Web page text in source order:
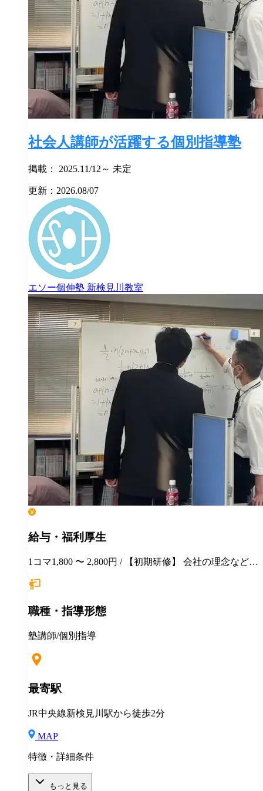
社会人講師が活躍する個別指導塾
掲載： 2025.11/12～ 未定
更新：2026.08/07
エソー個伸塾 新検見川教室
給与・福利厚生
1コマ1,800 〜 2,800円 / 【初期研修】 会社の理念などの
いについて 授業見学 模擬授業 を初期研修として行っ
じて研修を行います。 【定期的に行っている研修】 保
て面談のロープレを行います。社会人としてのマナー
有、研鑽を行っています。 【映像授業の講師の皆様に
授業を在籍講師に開放しています。 授業力を高めるた
めには、良い授業をたくさん見て実際に教えていくこ
とを繰り返すことが早いと考えています。
職種・指導形態
塾講師/個別指導
最寄駅
JR中央線新検見川駅から徒歩2分
MAP
特徴・詳細条件
もっと見る